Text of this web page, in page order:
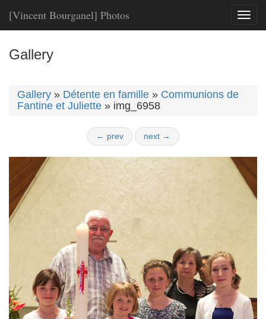
Toggle
[Vincent Bourganel] Photos
Gallery
Gallery » Détente en famille » Communions de
Fantine et Juliette » img_6958
← prev next →